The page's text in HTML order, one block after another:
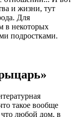
и жизни, тут
Для
в некоторых
подростками.
такое вообще
любой дом, в